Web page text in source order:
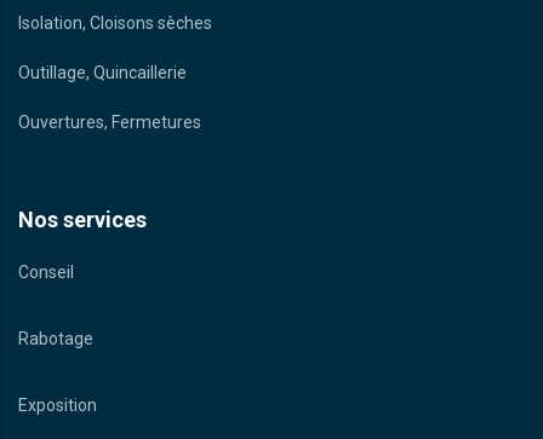
Isolation, Cloisons sèches
Outillage, Quincaillerie
Ouvertures, Fermetures
Nos services
Conseil
Rabotage
Exposition